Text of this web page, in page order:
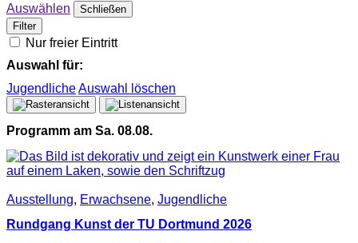
Auswählen
Schließen
Filter
Nur freier Eintritt
Auswahl für:
JugendlicheAuswahl löschen
Programm am Sa. 08.08.
Ausstellung, Erwachsene, Jugendliche
Rundgang Kunst der TU Dortmund 2026